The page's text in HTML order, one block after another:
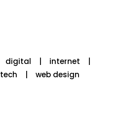
digital
internet
tech web design